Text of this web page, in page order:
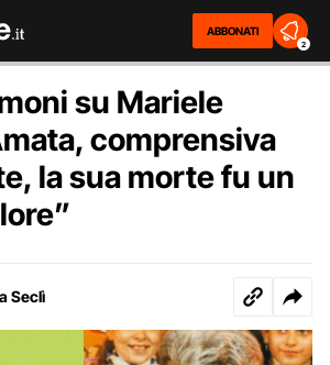
ABBONATI
2
su Mariele
comprensiva
la sua morte fu un
Seclì